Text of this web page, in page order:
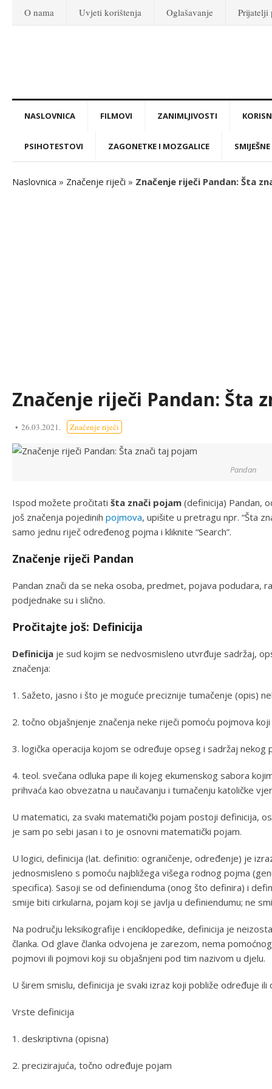
O nama Uvjeti korištenja Oglašavanje Prijatelji
NASLOVNICA FILMOVI ZANIMLJIVOSTI
PSIHOTESTOVI ZAGONETKE I MOZGALICE
Naslovnica » Značenje riječi » Značenje riječi Pandan: Šta
Značenje riječi Pandan: Šta
26.03.2021. Značenje riječi
Pandan
Ispod možete pročitati šta znači pojam (definicija) Pandan,
još značenja pojedinih pojmova, upišite u pretragu npr. “Šta
samo jednu riječ određenog pojma i kliknite “Search”.
Značenje riječi Pandan
Pandan znači da se neka osoba, predmet, pojava podudara,
podjednake su i slično.
Pročitajte još: Definicija
Definicija je sud kojim se nedvosmisleno utvrđuje sadržaj,
značenja:
1. Sažeto, jasno i što je moguće preciznije tumačenje (opis)
2. točno objašnjenje značenja neke riječi pomoću pojmova
3. logička operacija kojom se određuje opseg i sadržaj nekog
4. teol. svečana odluka pape ili kojeg ekumenskog sabora
prihvaća kao obvezatna u naučavanju i tumačenju katoličke
U matematici, za svaki matematički pojam postoji definicija,
je sam po sebi jasan i to je osnovni matematički pojam.
U logici, definicija (lat. definitio: ograničenje, određenje) je
jednosmisleno s pomoću najbližega višega rodnog pojma
specifica). Sasoji se od definienduma (onog što definira) i
smije biti cirkularna, pojam koji se javlja u definiendumu; ne
Na području leksikografije i enciklopedike, definicija je
članka. Od glave članka odvojena je zarezom, nema
pojmovi ili pojmovi koji su objašnjeni pod tim nazivom u djelu.
U širem smislu, definicija je svaki izraz koji pobliže određuje ili
Vrste definicija
1. deskriptivna (opisna)
2. precizirajuća, točno određuje pojam